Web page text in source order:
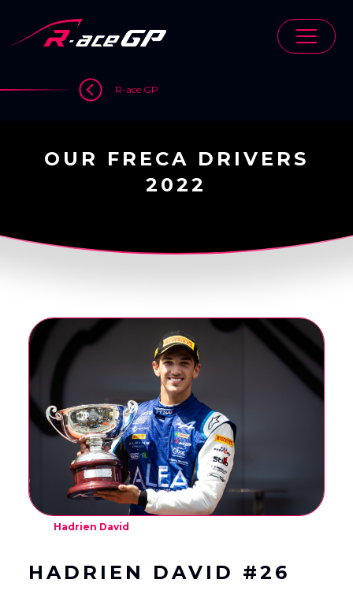
content
English Français
R-ace GP
OUR FRECA DRIVERS
2022
Hadrien David
HADRIEN DAVID #26